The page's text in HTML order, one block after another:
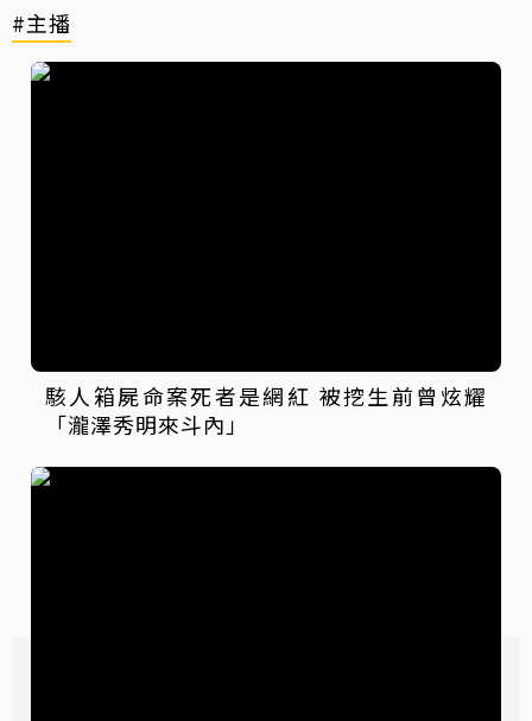
#主播
駭人箱屍命案死者是網紅 被挖生前曾炫耀
「瀧澤秀明來斗內」